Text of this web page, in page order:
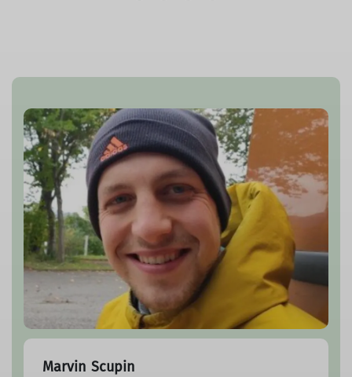
Marvin Scupin